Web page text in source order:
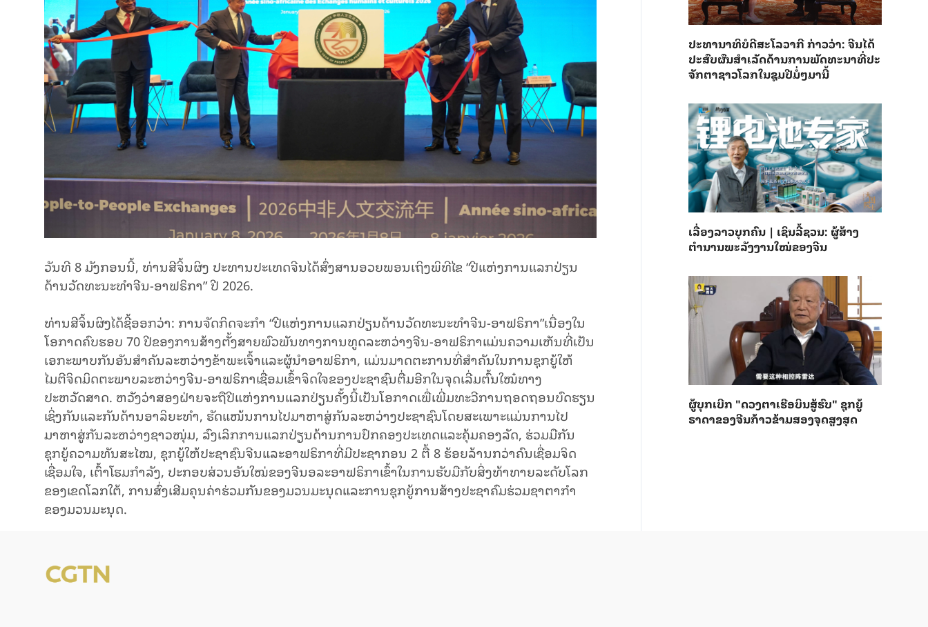
ວັນທີ 8 ມັງກອນນີ້, ທ່ານສີຈິ້ນຜິງ ປະທານປະເທດຈີນໄດ້ສົ່ງສານອວຍພອນເຖິງພິທີໄຂ “ປີແຫ່ງການແລກປ່ຽນ
ດ້ານວັດທະນະທຳຈີນ-ອາຟຣິກາ” ປີ 2026.
ທ່ານສີຈິ້ນຜິງໄດ້ຊີ້ອອກວ່າ: ການຈັດກິດຈະກຳ “ປີແຫ່ງການແລກປ່ຽນດ້ານວັດທະນະທຳຈີນ-ອາຟຣິກາ”ເນື່ອງໃນ
ໂອກາດຄົບຮອບ 70 ປີຂອງການສ້າງຕັ້ງສາຍພົວພັນທາງການທູດລະຫວ່າງຈີນ-ອາຟຣິກາແມ່ນຄວາມເຫັນທີ່ເປັນ
ເອກະພາບກັນອັນສຳຄັນລະຫວ່າງຂ້າພະເຈົ້າແລະຜູ້ນຳອາຟຣິກາ, ແມ່ນມາດຕະການທີ່ສຳຄັນໃນການຊຸກຍູ້ໃຫ້
ໄມຕີຈິດມິດຕະພາບລະຫວ່າງຈີນ-ອາຟຣິກາເຊື່ອມເຂົ້າຈິດໃຈຂອງປະຊາຊົນຕື່ມອີກໃນຈຸດເລີ່ມຕົ້ນໃໝ໋ທາງ
ປະຫວັດສາດ. ຫວັງວ່າສອງຝ່າຍຈະຖືປີແຫ່ງການແລກປ່ຽນຄັ້ງນີ້ເປັນໂອກາດເພື່ເພີ່ມທະວີການຖອດຖອນບົດຮຽນ
ເຊິ່ງກັນແລະກັນດ້ານອາລິຍະທຳ, ຮັດແໜ້ນການໄປມາຫາສູ່ກັນລະຫວ່າງປະຊາຊົນໂດຍສະເພາະແມ່ນການໄປ
ມາຫາສູ່ກັນລະຫວ່າງຊາວໜຸ່ມ, ລົງເລິກການແລກປ່ຽນດ້ານການປົກຄອງປະເທດແລະຄຸ້ມຄອງລັດ, ຮ່ວມມືກັນ
ຊຸກຍູ້ຄວາມທັນສະໄໝ, ຊຸກຍູ້ໃຫ້ປະຊາຊົນຈີນແລະອາຟຣິກາທີ່ມີປະຊາກອນ 2 ຕື້ 8 ຮ້ອຍລ້ານກວ່າຄົນເຊື່ອມຈິດ
ເຊື່ອມໃຈ, ເຕົ້າໂຮມກຳລັງ, ປະກອບສ່ວນອັນໃໝ່ຂອງຈີນອລະອາຟຣິກາເຂົ້າໃນການຮັບມືກັບສິ່ງທ້າທາຍລະດັບໂລກ
ຂອງເຂດໂລກໃຕ້, ການສົ່ງເສີມຄຸນຄ່າຮ່ວມກັນຂອງມວນມະນຸດແລະການຊຸກຍູ້ການສ້າງປະຊາຄົມຮ່ວມຊາຕາກຳ
ຂອງມວນມະນຸດ.
ປະ​ທາ​ນາ​ທິ​ບໍ​ດີ​ສະ​ໂລ​ວາ​ກີ ກ່າວ​ວ່າ: ຈີນ​ໄດ້​
ປະ​ສົບ​ຜົ​ນ​ສຳ​ເລັດ​ດ້ານ​ການ​ພັດ​ທະ​ນາ​ທີ່​ປະ​
ຈັກ​ຕາ​ຊາວ​ໂລກ​ໃນ​ຊຸມ​ປີ​ມໍ່ໆ​ມາ​ນີ້
ເລື່ອງລາວບຸກຄົນ | ເຊິນລີ້ຊວນ: ຜູ້ສ້າງ
ຕຳນານພະລັງງານໃໝ່ຂອງຈີນ
ຜູ້ບຸກເບີກ "ດວງຕາເຮືອບິນສູ້ຮົບ" ຊຸກຍູ້
ຣາດາຂອງຈີນກ້າວຂ້າມສອງຈຸດສູງສຸດ